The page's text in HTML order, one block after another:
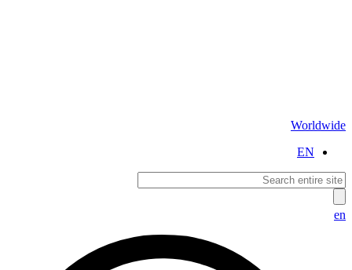
Worldwide
EN
en